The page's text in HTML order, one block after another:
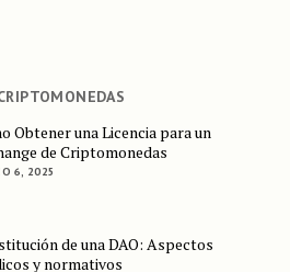
Obtener una Licencia para un
de Criptomonedas
6, 2025
de una DAO: Aspectos
y normativos